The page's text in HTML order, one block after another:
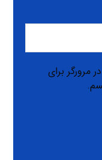
مرورگر برای